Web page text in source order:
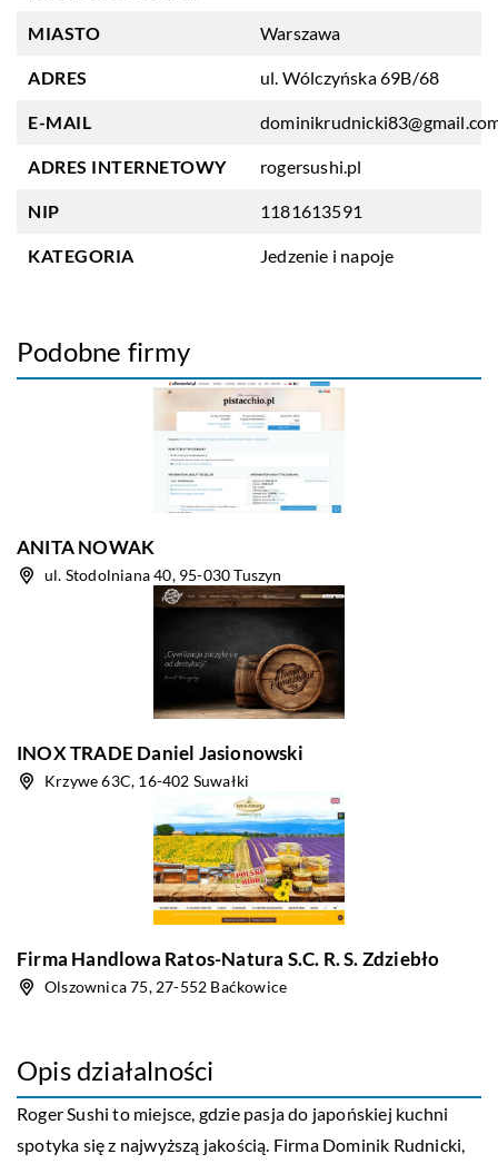
MIASTO Warszawa
ADRES ul. Wólczyńska 69B/68
E-MAIL
ADRES INTERNETOWY rogersushi.pl
NIP 1181613591
KATEGORIA Jedzenie i napoje
Podobne firmy
ANITA NOWAK
ul. Stodolniana 40, 95-030 Tuszyn
INOX TRADE Daniel Jasionowski
Krzywe 63C, 16-402 Suwałki
Firma Handlowa Ratos-Natura S.C. R. S. Zdziebło
Olszownica 75, 27-552 Baćkowice
Opis działalności
Roger Sushi to miejsce, gdzie pasja do japońskiej kuchni
spotyka się z najwyższą jakością. Firma Dominik Rudnicki,